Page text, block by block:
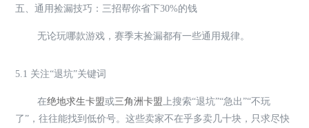
五、通用捡漏技巧：三招帮你省下30%的钱
无论玩哪款游戏，赛季末捡漏都有一些通用规律。
5.1 关注“退坑”关键词
在绝地求生卡盟或三角洲卡盟上搜索“退坑”“急出”“不玩
了”，往往能找到低价号。这些卖家不在乎多卖几十块，只求尽快